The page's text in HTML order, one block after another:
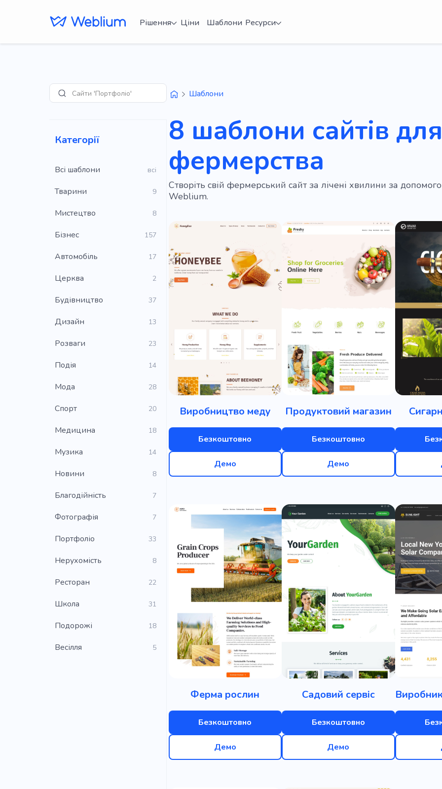
Рішення Ціни Шаблони Ресурси
ПошукСайти 'Портфоліо'
Категорії
Всі шаблони всі
Тварини 9
Мистецтво 8
Бізнес 157
Автомобіль 17
Церква 2
Будівництво 37
Дизайн 13
Розваги 23
Подія 14
Мода 28
Cпорт 20
Медицина 18
Музика 14
Новини 8
Благодійність 7
Фотографія 7
Портфоліо 33
Нерухомість 8
Ресторан 22
Школа 31
Подорожі 18
Весілля 5
Шаблони
8 шаблони сайтів для
фермерства
Створіть свій фермерський сайт за лічені хвилини за
Weblium.
Виробництво меду
Безкоштовно
Демо
Продуктовий магазин
Безкоштовно
Демо
Ферма рослин
Безкоштовно
Демо
Садовий сервіс
Безкоштовно
Демо